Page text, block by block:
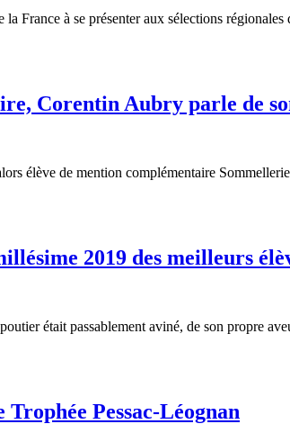
la France à se présenter aux sélections
Corentin Aubry parle de
élève de mention complémentaire
2019 des meilleurs
était passablement aviné, de son propre
Pessac-Léognan